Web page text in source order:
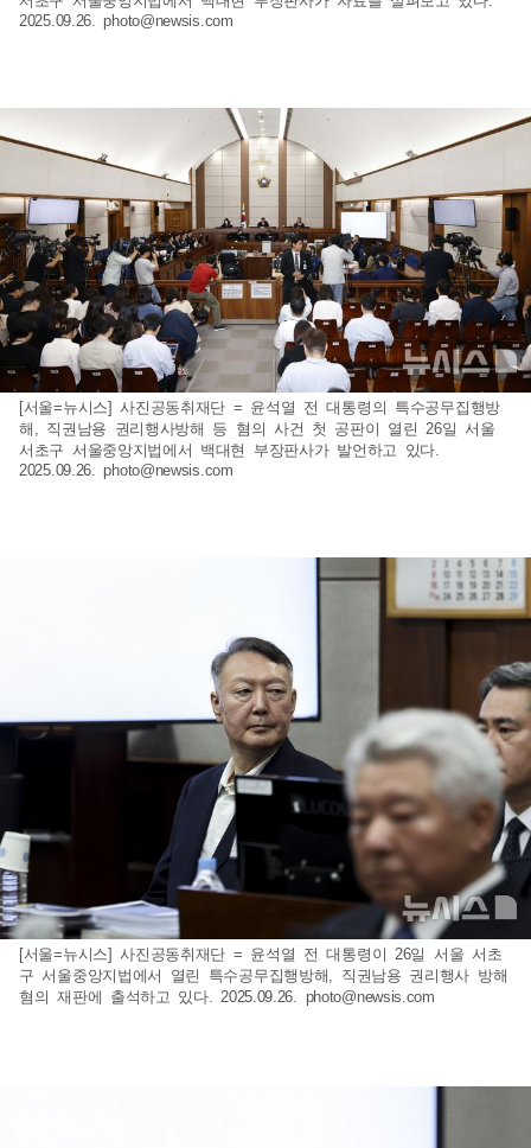
2025.09.26.photo@newsis.com
[서울=뉴시스] 사진공동취재단 = 윤석열 전 대통령의 특수공무집행방
해, 직권남용 권리행사방해 등 혐의 사건 첫 공판이 열린 26일 서울
서초구 서울중앙지법에서 백대현 부장판사가 발언하고 있다.
2025.09.26.photo@newsis.com
[서울=뉴시스] 사진공동취재단 = 윤석열 전 대통령이 26일 서울 서초
구 서울중앙지법에서 열린 특수공무집행방해, 직권남용 권리행사 방해
혐의 재판에 출석하고 있다. 2025.09.26. photo@newsis.com